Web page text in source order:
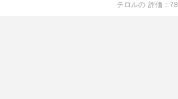
テロルの 評価 78